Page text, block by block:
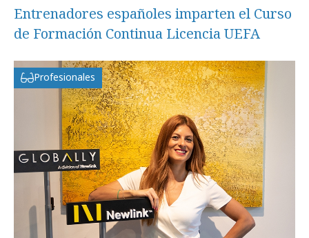
Entrenadores españoles imparten el Curso
de Formación Continua Licencia UEFA
Profesionales